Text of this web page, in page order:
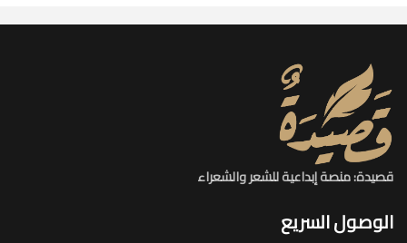
قصيدة: منصة إبداعية للشعر والشعراء
الوصول السريع